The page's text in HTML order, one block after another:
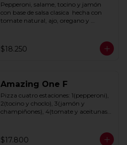
Pepperoni, salame, tocino y jamón
con base de salsa clasica  hecha con
tomate natural, ajo, oregano y
$18.250
Amazing One F
Pizza cuatro estaciones: 1(pepperoni),
2(tocino y choclo), 3(jamón y
champiñones), 4(tomate y aceitunas
oregano y especias.
$17.800